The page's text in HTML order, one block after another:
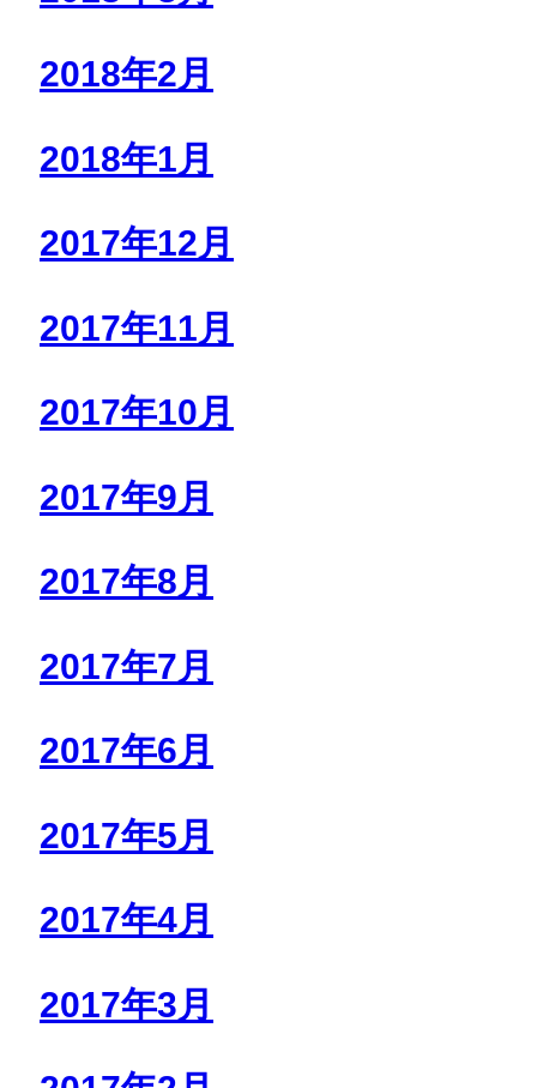
2018年2月
2018年1月
2017年12月
2017年11月
2017年10月
2017年9月
2017年8月
2017年7月
2017年6月
2017年5月
2017年4月
2017年3月